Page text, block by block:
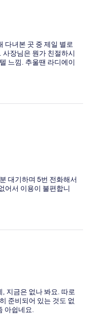
다녀본 곳 중 제일 별로
장님은 뭔가 친절하시
느낌. 추울땐 라디에이
대기하며 5번 전화해서
어서 이용이 불편합니
지금은 없나 봐요. 따로
준비되어 있는 것도 없
아쉽네요.